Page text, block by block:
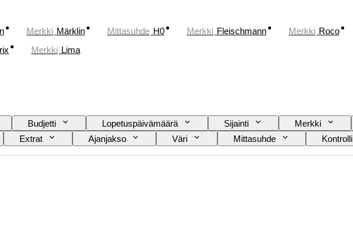
Merkki Märklin Mittasuhde H0 Merkki Fleischmann Merkki Roco
Merkki Lima
Budjetti Lopetuspäivämäärä Sijainti Merkki
Extrat Ajanjakso Väri Mittasuhde Kontrolli